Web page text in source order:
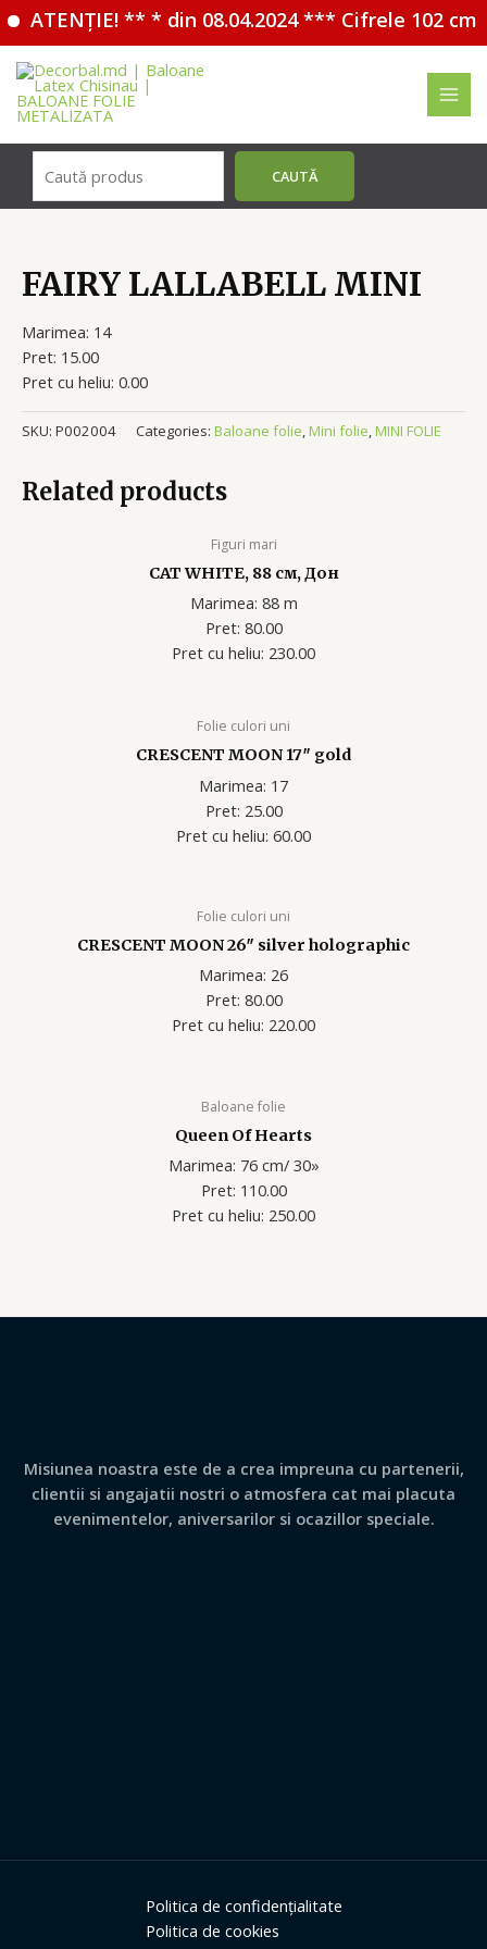
ATENȚIE! ** * din 08.04.2024 *** Cifrele 102 cm
Перейти
содержимому
CAUTĂ
FAIRY LALLABELL MINI
Marimea: 14
Pret: 15.00
Pret cu heliu: 0.00
SKU: P002004 Categories: Baloane folie,Mini folie,MINI FOLIE
Related products
Figuri mari
CAT WHITE, 88 см, Дон
Marimea: 88 m
Pret: 80.00
Pret cu heliu: 230.00
Folie culori uni
CRESCENT MOON 17″ gold
Marimea: 17
Pret: 25.00
Pret cu heliu: 60.00
Folie culori uni
CRESCENT MOON 26″ silver holographic
Marimea: 26
Pret: 80.00
Pret cu heliu: 220.00
Baloane folie
Queen Of Hearts
Marimea: 76 cm/ 30»
Pret: 110.00
Pret cu heliu: 250.00
Misiunea noastra este de a crea impreuna cu partenerii,
clientii si angajatii nostri o atmosfera cat mai placuta
evenimentelor, aniversarilor si ocazillor speciale.
Politica de confidențialitate
Politica de cookies